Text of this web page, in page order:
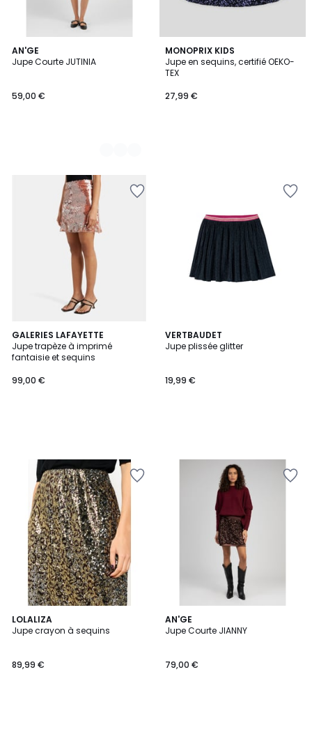
AN'GE
Jupe Courte JUTINIA
59,00 €
2
Couleurs
MONOPRIX KIDS
Jupe en sequins, certifié OEKO-
TEX
27,99 €
GALERIES LAFAYETTE
Jupe trapèze à imprimé
fantaisie et sequins
99,00 €
VERTBAUDET
Jupe plissée glitter
19,99 €
LOLALIZA
Jupe crayon à sequins
89,99 €
AN'GE
Jupe Courte JIANNY
79,00 €